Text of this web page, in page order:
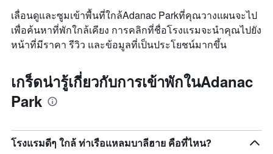
เลื่อนดูและซูมเข้าพื้นที่ใกล้Adanac Parkที่คุณวางแผนจะไป
เพื่อค้นหาที่พักใกล้เคียง การคลิกที่ชื่อโรงแรมจะนำคุณไปยัง
หน้าที่มีราคา รีวิว และข้อมูลที่เป็นประโยชน์มากขึ้น
เกร็ดน่ารู้เกี่ยวกับการเข้าพักในAdanac
Park
โรงแรมดีๆ ใกล้ ท่าเรือแหลมบาลีฮาย คือที่ไหน?